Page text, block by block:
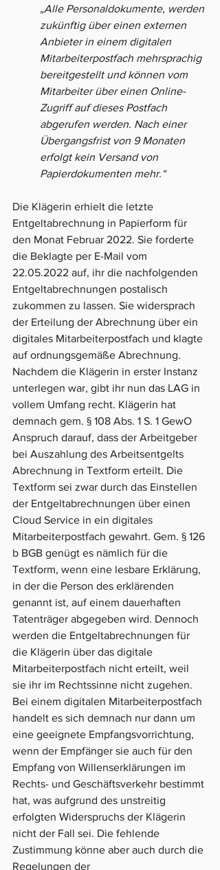
„Alle Personaldokumente, werden
zukünftig über einen externen
Anbieter in einem digitalen
Mitarbeiterpostfach mehrsprachig
bereitgestellt und können vom
Mitarbeiter über einen Online-
Zugriff auf dieses Postfach
abgerufen werden. Nach einer
Übergangsfrist von 9 Monaten
erfolgt kein Versand von
Papierdokumenten mehr.“
Die Klägerin erhielt die letzte
Entgeltabrechnung in Papierform für
den Monat Februar 2022. Sie forderte
die Beklagte per E-Mail vom
22.05.2022 auf, ihr die nachfolgenden
Entgeltabrechnungen postalisch
zukommen zu lassen. Sie widersprach
der Erteilung der Abrechnung über ein
digitales Mitarbeiterpostfach und klagte
auf ordnungsgemäße Abrechnung.
Nachdem die Klägerin in erster Instanz
unterlegen war, gibt ihr nun das LAG in
vollem Umfang recht. Klägerin hat
demnach gem. § 108 Abs. 1 S. 1 GewO
Anspruch darauf, dass der Arbeitgeber
bei Auszahlung des Arbeitsentgelts
Abrechnung in Textform erteilt. Die
Textform sei zwar durch das Einstellen
der Entgeltabrechnungen über einen
Cloud Service in ein digitales
Mitarbeiterpostfach gewahrt. Gem. § 126
b BGB genügt es nämlich für die
Textform, wenn eine lesbare Erklärung,
in der die Person des erklärenden
genannt ist, auf einem dauerhaften
Tatenträger abgegeben wird. Dennoch
werden die Entgeltabrechnungen für
die Klägerin über das digitale
Mitarbeiterpostfach nicht erteilt, weil
sie ihr im Rechtssinne nicht zugehen.
Bei einem digitalen Mitarbeiterpostfach
handelt es sich demnach nur dann um
eine geeignete Empfangsvorrichtung,
wenn der Empfänger sie auch für den
Empfang von Willenserklärungen im
Rechts- und Geschäftsverkehr bestimmt
hat, was aufgrund des unstreitig
erfolgten Widerspruchs der Klägerin
nicht der Fall sei. Die fehlende
Zustimmung könne aber auch durch die
Regelungen der